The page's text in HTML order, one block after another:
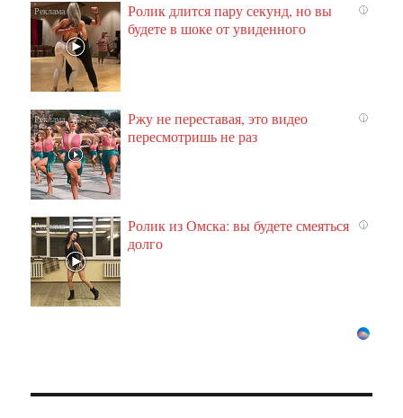
i
Ролик длится пару секунд, но вы
будете в шоке от увиденного
i
Ржу не переставая, это видео
пересмотришь не раз
i
Ролик из Омска: вы будете смеяться
долго